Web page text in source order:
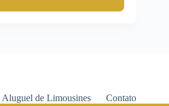
Aluguel de Limousines Contato